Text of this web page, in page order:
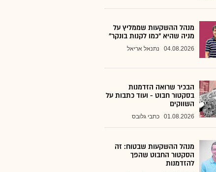
מנהל ההשקעות שממליץ על
מניה שהיא "כמו לקנות בונקר"
04.08.2026 נתנאל אריאל
הבכיר שרואה הזדמנות
בסקטור חבוט - ועוד כתבות על
השווקים
01.08.2026 כתבי גלובס
מנהל ההשקעות שבטוח: זה
הסקטור החבוט שהפך
להזדמנות